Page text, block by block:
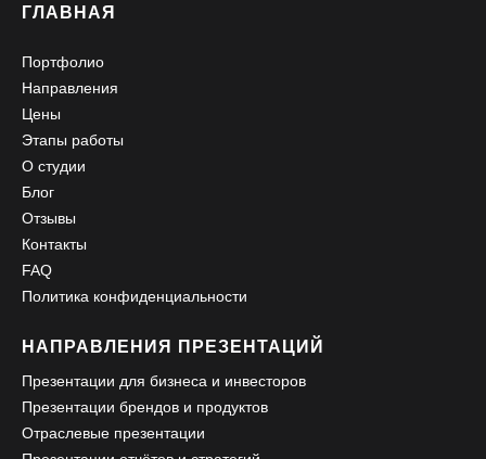
ГЛАВНАЯ
Портфолио
Направления
Цены
Этапы работы
О студии
Блог
Отзывы
Контакты
FAQ
Политика конфиденциальности
НАПРАВЛЕНИЯ ПРЕЗЕНТАЦИЙ
Презентации для бизнеса и инвесторов
Презентации брендов и продуктов
Отраслевые презентации